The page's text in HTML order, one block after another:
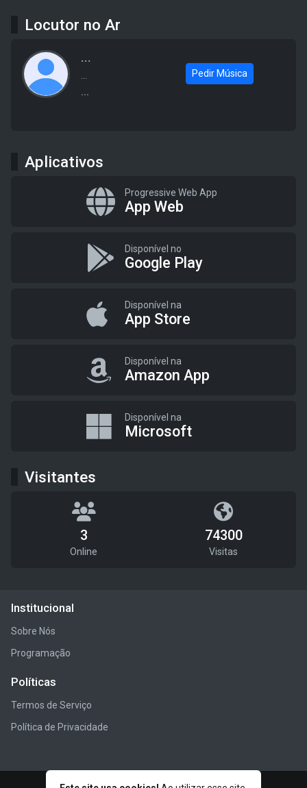
Locutor no Ar
...
...
Pedir Música
Aplicativos
Progressive Web App
App Web
Disponível no
Google Play
Disponível na
App Store
Disponível na
Amazon App
Disponível na
Microsoft
Visitantes
3
Online
74300
Visitas
Institucional
Sobre Nós
Programação
Políticas
Termos de Serviço
Política de Privacidade